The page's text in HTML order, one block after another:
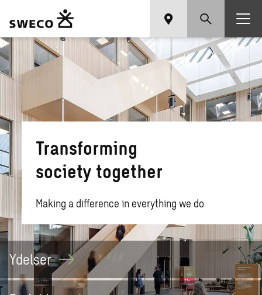
Transforming
society together
Making a difference in everything we do
Ydelser